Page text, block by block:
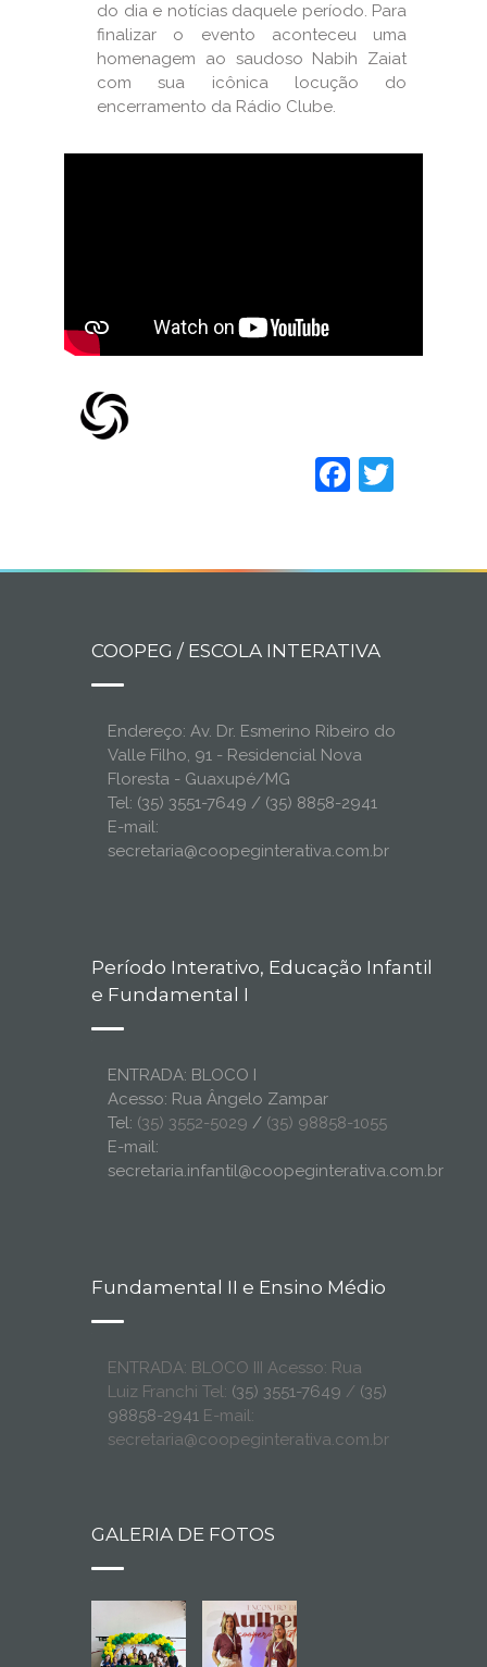
do dia e notícias daquele período. Para
finalizar o evento aconteceu uma
homenagem ao saudoso Nabih Zaiat
com sua icônica locução do
encerramento da Rádio Clube.
COOPEG / ESCOLA INTERATIVA
Endereço: Av. Dr. Esmerino Ribeiro do
Valle Filho, 91 - Residencial Nova
Floresta - Guaxupé/MG
Tel: (35) 3551-7649 / (35) 8858-2941
E-mail:
secretaria@coopeginterativa.com.br
Período Interativo, Educação Infantil
e Fundamental I
ENTRADA: BLOCO I
Acesso: Rua Ângelo Zampar
Tel: (35) 3552-5029 / (35) 98858-1055
E-mail:
secretaria.infantil@coopeginterativa.com.br
Fundamental II e Ensino Médio
ENTRADA: BLOCO III Acesso: Rua
Luiz Franchi Tel: (35) 3551-7649 / (35)
98858-2941 E-mail:
secretaria@coopeginterativa.com.br
GALERIA DE FOTOS